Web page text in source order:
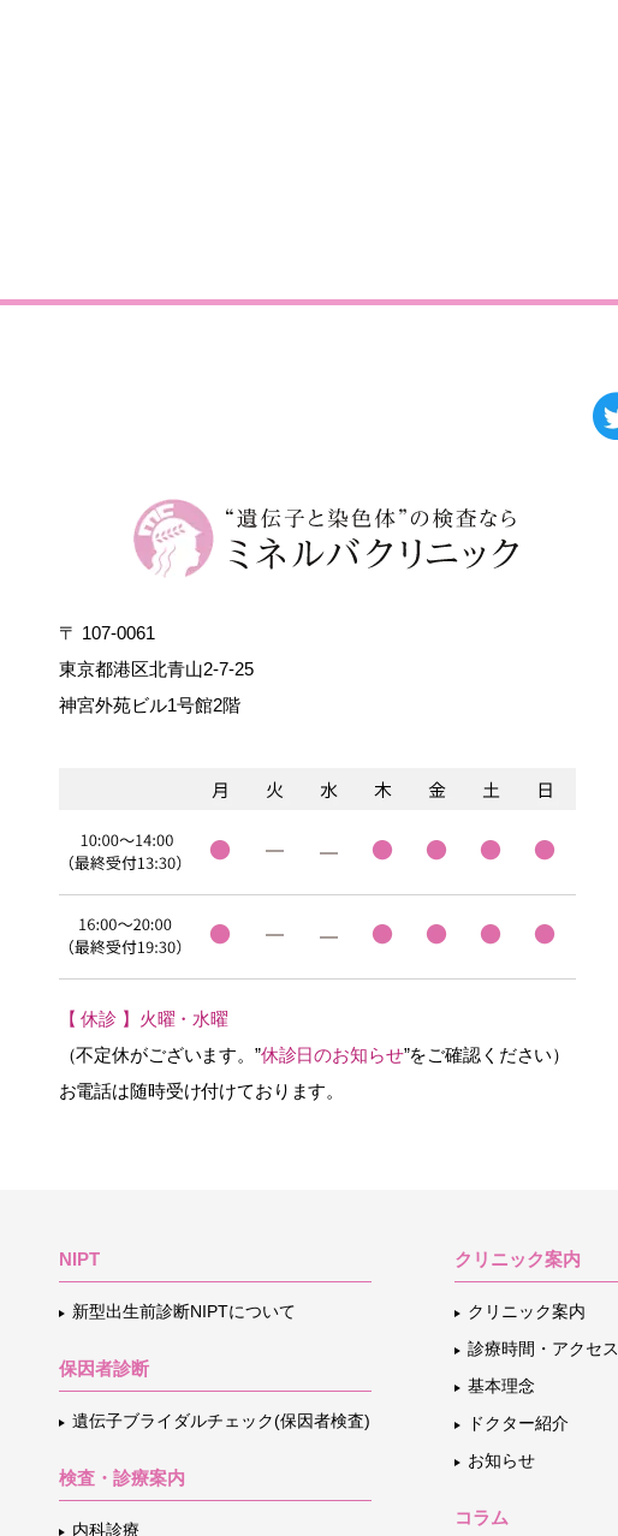
〒 107-0061
東京都港区北青山2-7-25
神宮外苑ビル1号館2階
【 休診 】火曜・水曜
（不定休がございます。”休診日のお知らせ”をご確認ください）
お電話は随時受け付けております。
NIPT
新型出生前診断NIPTについて
保因者診断
遺伝子ブライダルチェック(保因者検査)
検査・診療案内
内科診療
クリニック案内
クリニック案内
診療時間・アクセス
基本理念
ドクター紹介
お知らせ
コラム